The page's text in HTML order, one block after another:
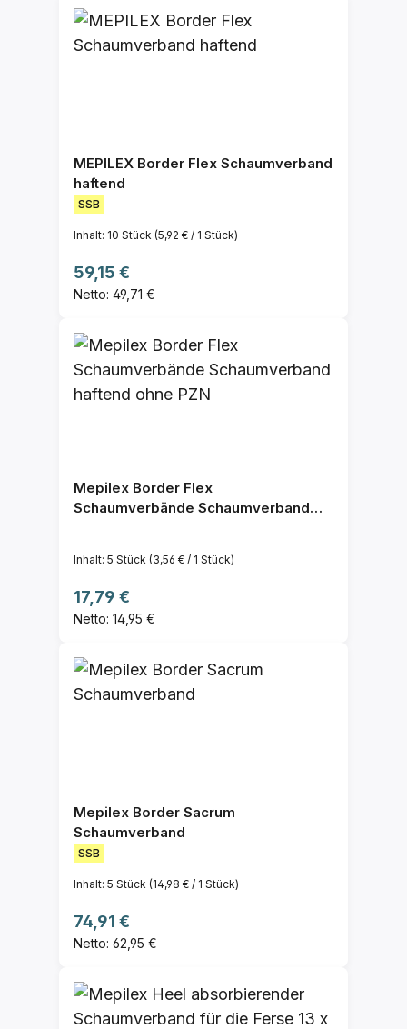
MEPILEX Border Flex Schaumverband
haftend
SSB
Inhalt: 10 Stück (5,92 € / 1 Stück)
Regulärer Preis:
59,15 €
Netto: 49,71 €
Mepilex Border Flex
Schaumverbände Schaumverband
Inhalt: 5 Stück (3,56 € / 1 Stück)
Regulärer Preis:
17,79 €
Netto: 14,95 €
Mepilex Border Sacrum
Schaumverband
SSB
Inhalt: 5 Stück (14,98 € / 1 Stück)
Regulärer Preis:
74,91 €
Netto: 62,95 €